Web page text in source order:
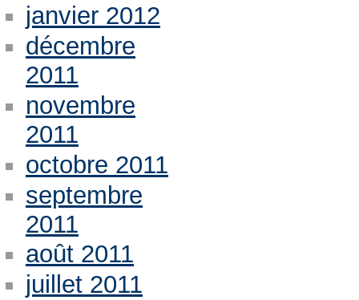
janvier 2012
décembre
2011
novembre
2011
octobre 2011
septembre
2011
août 2011
juillet 2011